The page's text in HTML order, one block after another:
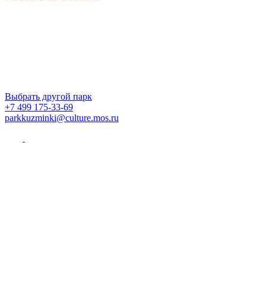
Выбрать другой парк
+7 499 175-33-69
parkkuzminki@culture.mos.ru